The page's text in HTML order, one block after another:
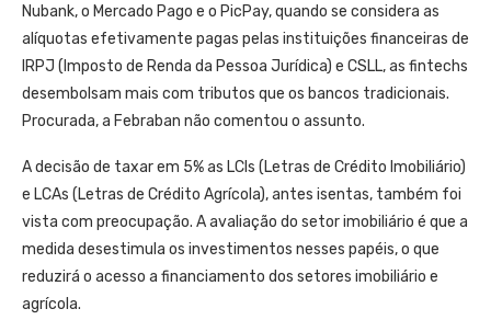
Nubank, o Mercado Pago e o PicPay, quando se considera as
alíquotas efetivamente pagas pelas instituições financeiras de
IRPJ (Imposto de Renda da Pessoa Jurídica) e CSLL, as fintechs
desembolsam mais com tributos que os bancos tradicionais.
Procurada, a Febraban não comentou o assunto.
A decisão de taxar em 5% as LCIs (Letras de Crédito Imobiliário)
e LCAs (Letras de Crédito Agrícola), antes isentas, também foi
vista com preocupação. A avaliação do setor imobiliário é que a
medida desestimula os investimentos nesses papéis, o que
reduzirá o acesso a financiamento dos setores imobiliário e
agrícola.